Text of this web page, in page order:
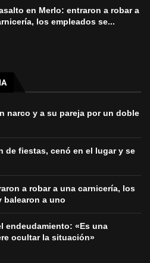
en Merlo: entraron a robar a
los empleados se...
narco y a su pareja por un doble
de fiestas, cenó en el lugar y se
a robar a una carnicería, los
balearon a uno
endeudamiento: «Es una
ocultar la situación»